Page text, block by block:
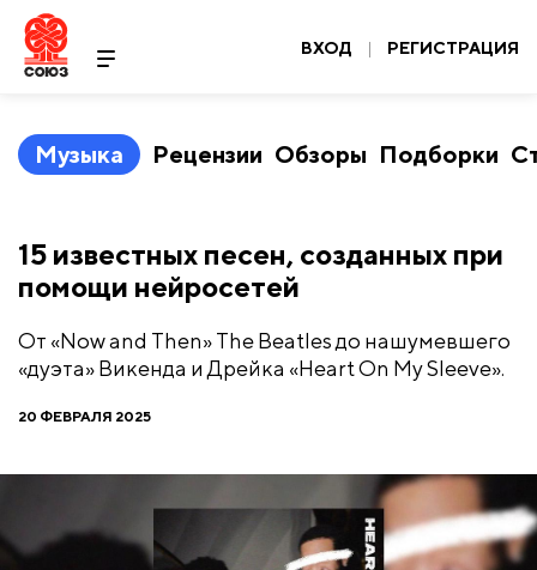
ВХОД | РЕГИСТРАЦИЯ
Музыка Рецензии Обзоры Подборки
​15 известных песен, созданных при
помощи нейросетей
От «Now and Then» The Beatles до нашумевшего
«дуэта» Викенда и Дрейка «Heart On My Sleeve».
20 ФЕВРАЛЯ 2025